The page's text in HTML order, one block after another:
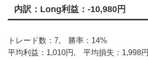
内訳：Long利益：-10,980円
トレード数：7, 勝率：14%
平均利益：1,010円, 平均損失：1,998円